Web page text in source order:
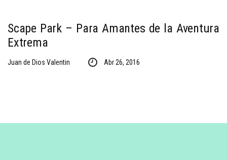
Scape Park – Para Amantes de la Aventura
Extrema
Juan de Dios Valentin Abr 26, 2016